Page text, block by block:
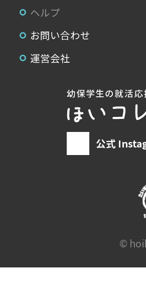
ヘルプ
お問い合わせ
運営会社
公式
©